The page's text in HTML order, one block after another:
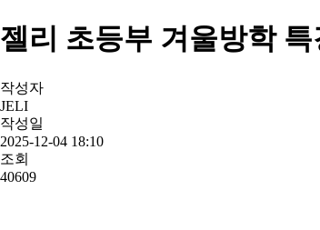
젤리 초등부 겨울방학
작성자
JELI
작성일
2025-12-04 18:10
조회
40609